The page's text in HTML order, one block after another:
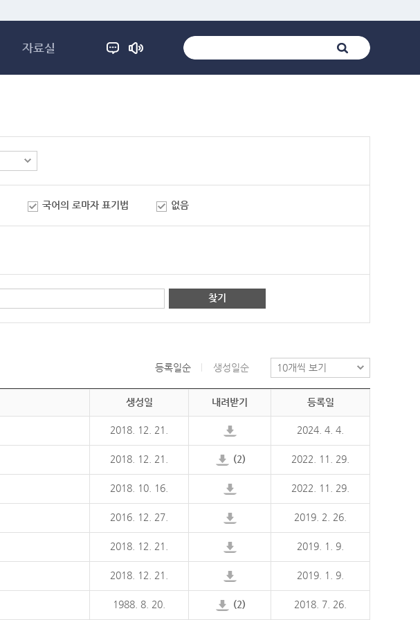
자료실
국어의 로마자 표기법 없음
찾기
등록일순 생성일순
생성일 내려받기 등록일
2018. 12. 21. 2024. 4. 4.
2018. 12. 21. (2) 2022. 11. 29.
2018. 10. 16. 2022. 11. 29.
2016. 12. 27. 2019. 2. 26.
2018. 12. 21. 2019. 1. 9.
2018. 12. 21. 2019. 1. 9.
1988. 8. 20. (2) 2018. 7. 26.